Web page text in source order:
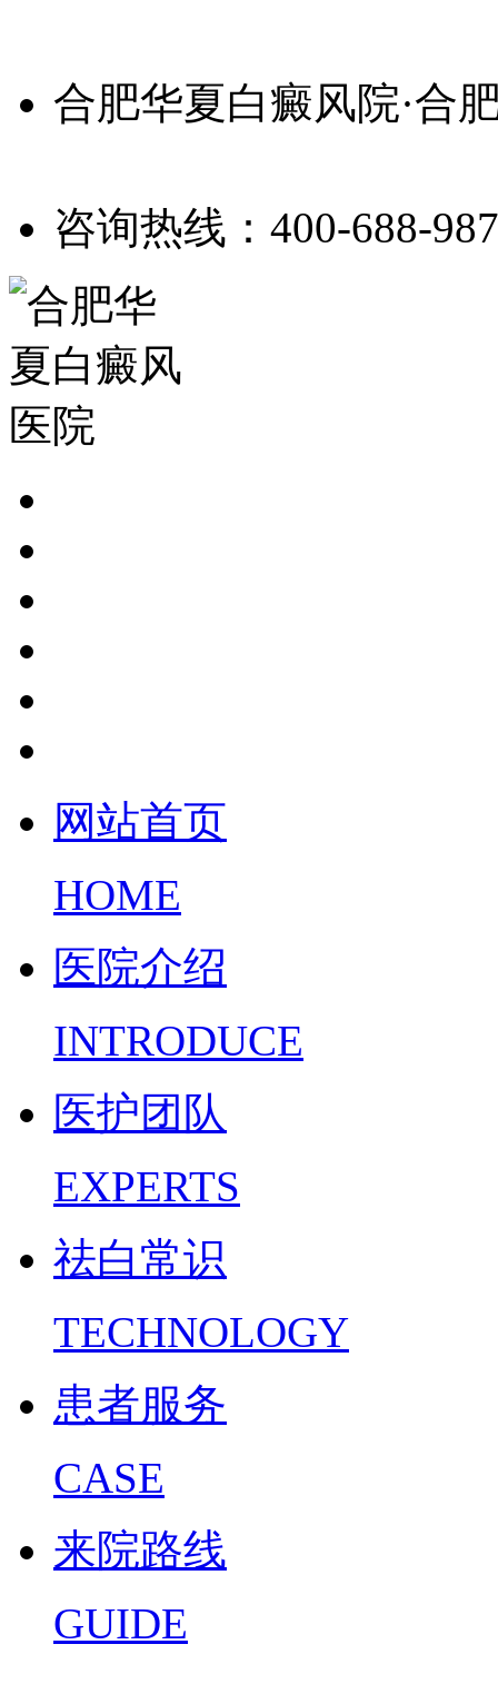
合肥华夏白癜风院·合
咨询热线：400-688-
网站首页
HOME
医院介绍
INTRODUCE
医护团队
EXPERTS
祛白常识
TECHNOLOGY
患者服务
CASE
来院路线
GUIDE